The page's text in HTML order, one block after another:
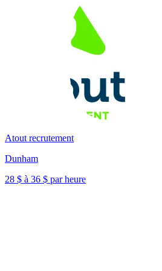
Atout recrutement
Dunham
28 $ à 36 $ par heure